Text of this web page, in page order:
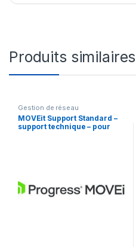
Produits similaires
Gestion de réseau
MOVEit Support Standard –
support technique – pour